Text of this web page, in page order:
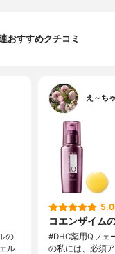
おすすめクチコミ
の
ル
え～ち
コエンザイム
#DHC薬用Qフェ
の私には、必須